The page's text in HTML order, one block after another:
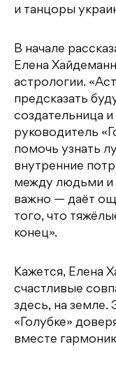
и танцоры
В начале
Елена
астрологии.
предсказать
создательница
руководитель
помочь узнать
внутренние
между людьми и
важно — даёт
того, что
конец».
Кажется, Елена
счастливые
здесь, на земле.
«Голубке»
вместе